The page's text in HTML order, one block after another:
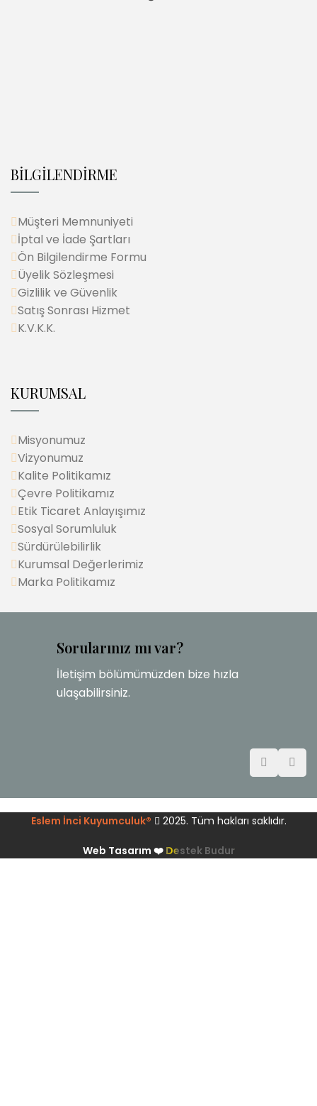
BİLGİLENDİRME
Müşteri Memnuniyeti
İptal ve İade Şartları
Ön Bilgilendirme Formu
Üyelik Sözleşmesi
Gizlilik ve Güvenlik
Satış Sonrası Hizmet
K.V.K.K.
KURUMSAL
Misyonumuz
Vizyonumuz
Kalite Politikamız
Çevre Politikamız
Etik Ticaret Anlayışımız
Sosyal Sorumluluk
Sürdürülebilirlik
Kurumsal Değerlerimiz
Marka Politikamız
Sorularınız mı var?
İletişim bölümümüzden bize hızla
ulaşabilirsiniz.
Eslem İnci Kuyumculuk® 2025. Tüm hakları saklıdır.
Web Tasarım ❤️ Destek Budur